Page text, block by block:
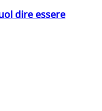
dire essere